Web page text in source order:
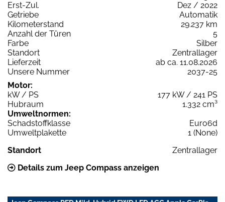
Erst-Zul.
Dez / 2022
Getriebe
Automatik
Kilometerstand
29.237 km
Anzahl der Türen
5
Farbe
Silber
Standort
Zentrallager
Lieferzeit
ab ca. 11.08.2026
Unsere Nummer
2037-25
Motor:
kW / PS
177 kW / 241 PS
Hubraum
1.332 cm³
Umweltnormen:
Schadstoffklasse
Euro6d
Umweltplakette
1 (None)
Standort
Zentrallager
Details zum Jeep Compass anzeigen